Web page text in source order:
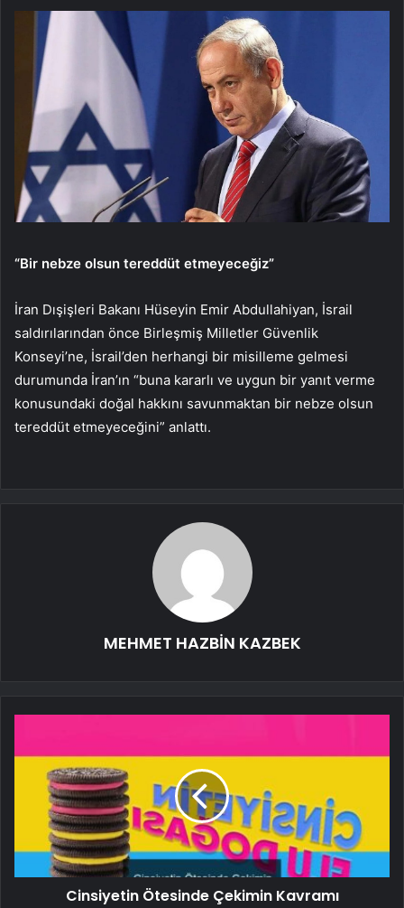
“Bir nebze olsun tereddüt etmeyeceğiz”
İran Dışişleri Bakanı Hüseyin Emir Abdullahiyan, İsrail
saldırılarından önce Birleşmiş Milletler Güvenlik
Konseyi’ne, İsrail’den herhangi bir misilleme gelmesi
durumunda İran’ın “buna kararlı ve uygun bir yanıt verme
konusundaki doğal hakkını savunmaktan bir nebze olsun
tereddüt etmeyeceğini” anlattı.
MEHMET HAZBİN KAZBEK
Cinsiyetin Ötesinde Çekimin Kavramı